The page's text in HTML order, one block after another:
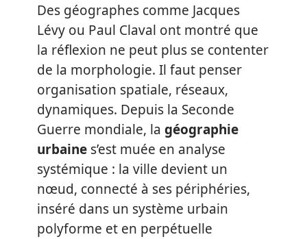
Des géographes comme Jacques
Lévy ou Paul Claval ont montré que
la réflexion ne peut plus se contenter
de la morphologie. Il faut penser
organisation spatiale, réseaux,
dynamiques. Depuis la Seconde
Guerre mondiale, la géographie
urbaine s’est muée en analyse
systémique : la ville devient un
nœud, connecté à ses périphéries,
inséré dans un système urbain
polyforme et en perpétuelle